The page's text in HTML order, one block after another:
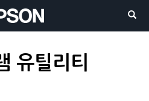
유틸리티